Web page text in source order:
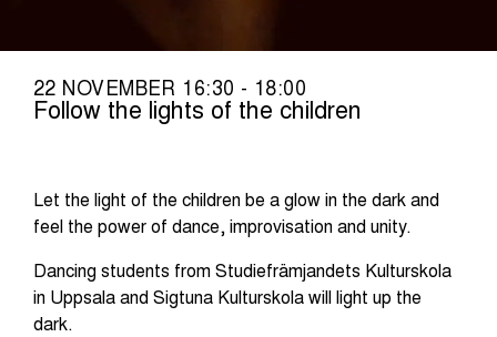
22 NOVEMBER 16:30 - 18:00
Follow the lights of the children
Let the light of the children be a glow in the dark and
feel the power of dance, improvisation and unity.
Dancing students from Studiefrämjandets Kulturskola
in Uppsala and Sigtuna Kulturskola will light up the
dark.